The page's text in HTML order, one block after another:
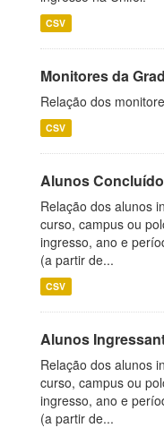
CSV
Monitores da
Relação dos
CSV
Alunos
Relação dos alunos
curso, campus ou
ingresso, ano e
(a partir de...
CSV
Alunos
Relação dos alunos
curso, campus ou
ingresso, ano e
(a partir de...